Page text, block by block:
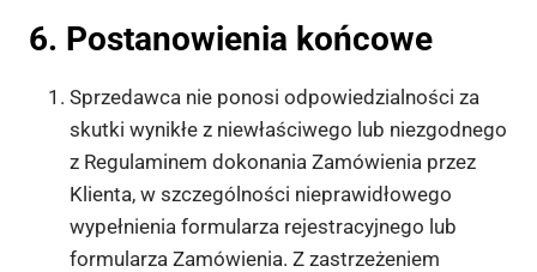
6. Postanowienia końcowe
Sprzedawca nie ponosi odpowiedzialności za
skutki wynikłe z niewłaściwego lub niezgodnego
z Regulaminem dokonania Zamówienia przez
Klienta, w szczególności nieprawidłowego
wypełnienia formularza rejestracyjnego lub
formularza Zamówienia. Z zastrzeżeniem